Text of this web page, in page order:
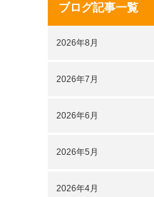
ブログ記事一覧
2026年8月
2026年7月
2026年6月
2026年5月
2026年4月